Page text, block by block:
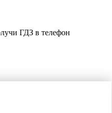
ГДЗ в телефон